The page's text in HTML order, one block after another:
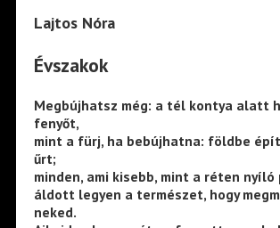
Lajtos Nóra
Évszakok
Megbújhatsz még: a tél kontya alatt
fenyőt,
mint a fürj, ha bebújhatna: földbe
űrt;
minden, ami kisebb, mint a réten nyíló
áldott legyen a természet, hogy
neked.